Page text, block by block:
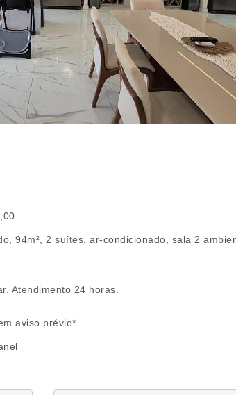
94m², 2 suítes, ar-condicionado, sala 2
Atendimento 24 horas.
aviso prévio*